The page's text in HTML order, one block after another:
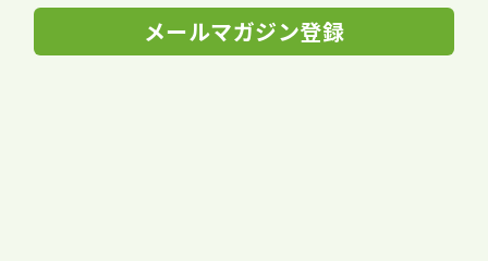
メールマガジン登録